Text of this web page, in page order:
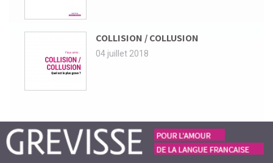
COLLISION / COLLUSION
04 juillet 2018